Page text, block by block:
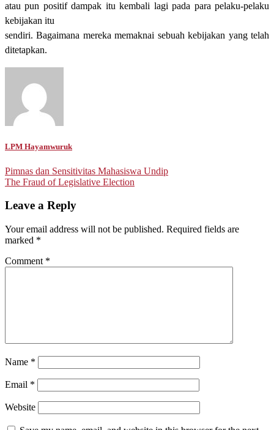
atau pun positif dampak itu kembali lagi pada para pelaku-pelaku
kebijakan itu
sendiri. Bagaimana mereka memaknai sebuah kebijakan yang telah
ditetapkan.
LPM Hayamwuruk
Post
navigation
Pimnas dan Sensitivitas Mahasiswa Undip
The Fraud of Legislative Election
Leave a Reply
Your email address will not be published. Required fields are
marked *
Comment *
Name *
Email *
Website